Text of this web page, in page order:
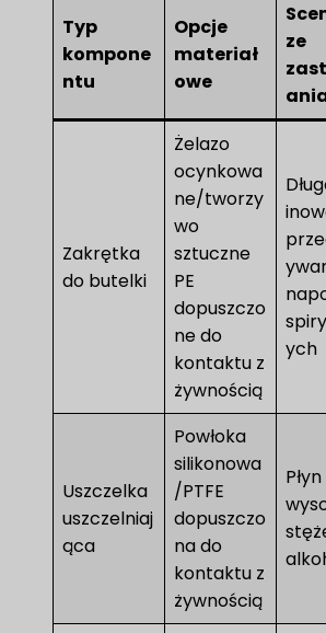
Typ
kompone
ntu
Opcje
materiał
owe
ze
Zakrętka
do butelki
Żelazo
ocynkowa
ne/tworzy
wo
sztuczne
PE
dopuszczo
ne do
kontaktu z
żywnością
ych
Uszczelka
uszczelniaj
ąca
Powłoka
silikonowa
/PTFE
dopuszczo
na do
kontaktu z
żywnością